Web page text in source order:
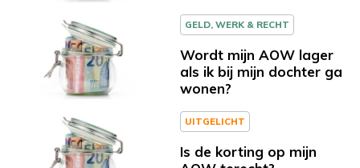
GELD, WERK & RECHT
Wordt mijn AOW lager
als ik bij mijn dochter ga
wonen?
UITGELICHT
Is de korting op mijn